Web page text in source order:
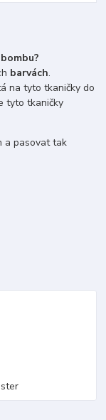
barvách.
na tyto tkaničky do
tyto tkaničky
a pasovat tak